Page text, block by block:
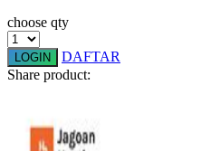
Tommee Tippee
Tutti Bambini
choose qty
LOGIN
DAFTAR
Share product: